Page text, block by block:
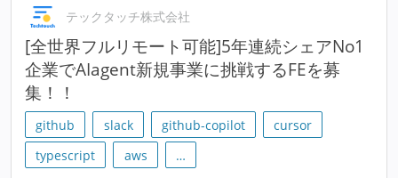
テックタッチ株式会社
[全世界フルリモート可能]5年連続シェアNo1
企業でAIagent新規事業に挑戦するFEを募
集！！
github slack github-copilot
cursor
typescript
aws …